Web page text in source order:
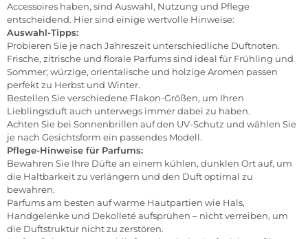
Accessoires haben, sind Auswahl, Nutzung und Pflege
entscheidend. Hier sind einige wertvolle Hinweise:
Auswahl-Tipps:
Probieren Sie je nach Jahreszeit unterschiedliche Duftnoten.
Frische, zitrische und florale Parfums sind ideal für Frühling und
Sommer; würzige, orientalische und holzige Aromen passen
perfekt zu Herbst und Winter.
Bestellen Sie verschiedene Flakon-Größen, um Ihren
Lieblingsduft auch unterwegs immer dabei zu haben.
Achten Sie bei Sonnenbrillen auf den UV-Schutz und wählen Sie
je nach Gesichtsform ein passendes Modell.
Pflege-Hinweise für Parfums:
Bewahren Sie Ihre Düfte an einem kühlen, dunklen Ort auf, um
die Haltbarkeit zu verlängern und den Duft optimal zu
bewahren.
Parfums am besten auf warme Hautpartien wie Hals,
Handgelenke und Dekolleté aufsprühen – nicht verreiben, um
die Duftstruktur nicht zu zerstören.